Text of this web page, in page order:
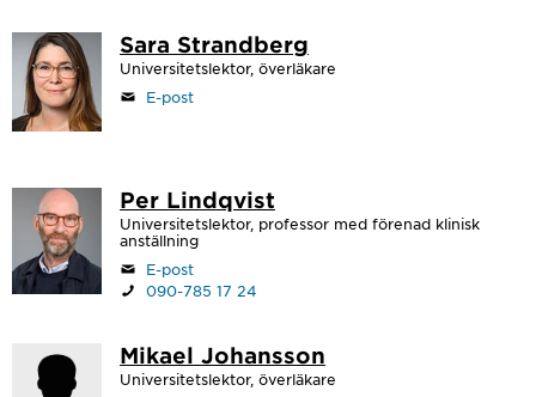
Sara Strandberg
Universitetslektor, överläkare
E-post
Per Lindqvist
Universitetslektor, professor med förenad klinisk
anställning
E-post
090-785 17 24
Mikael Johansson
Universitetslektor, överläkare